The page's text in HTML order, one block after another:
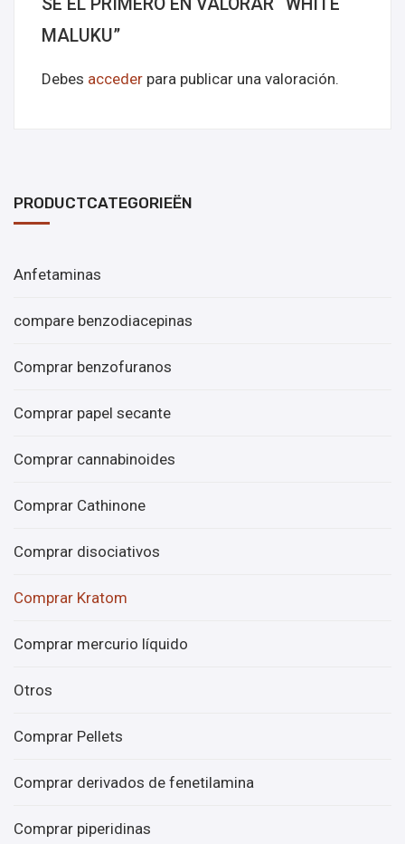
MALUKU”
Debes acceder para publicar una valoración.
PRODUCTCATEGORIEËN
Anfetaminas
compare benzodiacepinas
Comprar benzofuranos
Comprar papel secante
Comprar cannabinoides
Comprar Cathinone
Comprar disociativos
Comprar Kratom
Comprar mercurio líquido
Otros
Comprar Pellets
Comprar derivados de fenetilamina
Comprar piperidinas